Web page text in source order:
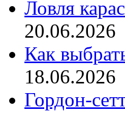
Ловля
20.06.2026
Как
18.06.2026
Гордон-